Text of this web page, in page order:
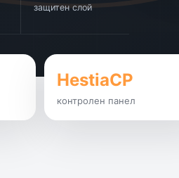
защитен слой
HestiaCP
контролен панел